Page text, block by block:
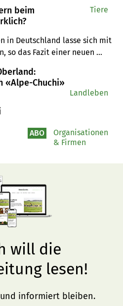
beim
in Deutschland lasse sich mit
so das Fazit einer neuen
Tiere
«Alpe-Chuchi»
Landleben
ABO
Organisationen
& Firmen
will die
lesen!
informiert bleiben.